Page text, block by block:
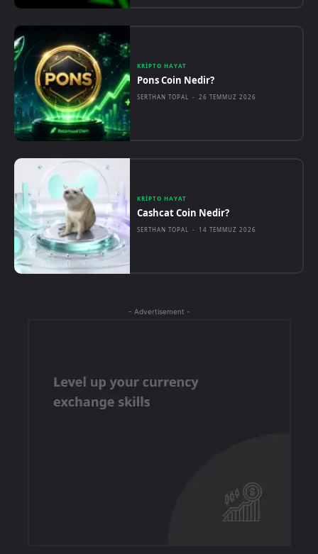
KRIPTO HAYAT
Pons Coin Nedir?
SERTHAN TOPAL - 26 TEMMUZ 2026
KRIPTO HAYAT
Cashcat Coin Nedir?
SERTHAN TOPAL - 14 TEMMUZ 2026
- Advertisement -